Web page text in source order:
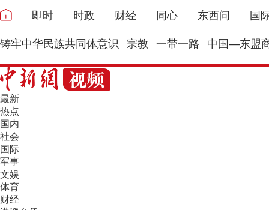
即时 时政 财经 同心 东西问 国
铸牢中华民族共同体意识 宗教 一带一路 中国—东盟
最新
热点
国内
社会
国际
军事
文娱
体育
财经